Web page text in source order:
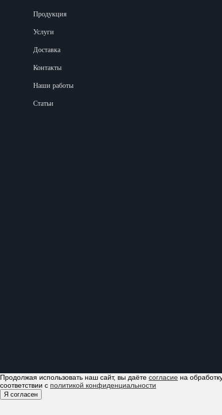
Продукция
Услуги
Доставка
Контакты
Наши работы
Статьи
Продолжая использовать наш сайт, вы даёте согласие на
соответствии с политикой конфиденциальности
Я согласен